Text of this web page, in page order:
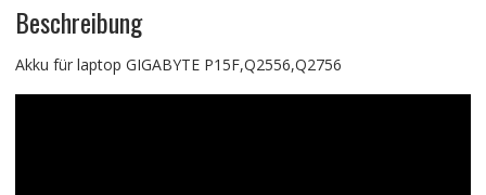
Beschreibung
Akku für laptop GIGABYTE P15F,Q2556,Q2756